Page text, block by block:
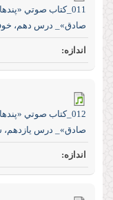
011_كتاب صوتي
صادق»_ درس دهم،
012_كتاب صوتي
صادق»_ درس یازدهم،